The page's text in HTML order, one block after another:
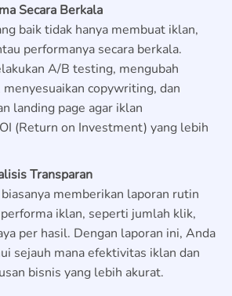
Secara Berkala
baik tidak hanya membuat iklan,
performanya secara berkala.
A/B testing, mengubah
copywriting, dan
landing page agar iklan
(Return on Investment) yang lebih
Transparan
memberikan laporan rutin
iklan, seperti jumlah klik,
per hasil. Dengan laporan ini, Anda
sejauh mana efektivitas iklan dan
bisnis yang lebih akurat.